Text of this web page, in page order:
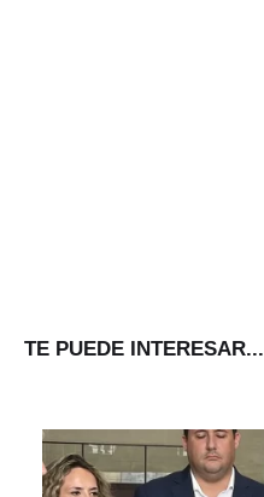
TE PUEDE INTERESAR...